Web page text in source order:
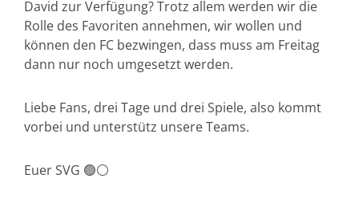
David zur Verfügung? Trotz allem werden wir die
Rolle des Favoriten annehmen, wir wollen und
können den FC bezwingen, dass muss am Freitag
dann nur noch umgesetzt werden.
Liebe Fans, drei Tage und drei Spiele, also kommt
vorbei und unterstütz unsere Teams.
Euer SVG 🟢⚪️